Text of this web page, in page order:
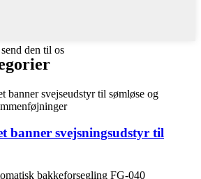
den til os
banner svejsningsudstyr til